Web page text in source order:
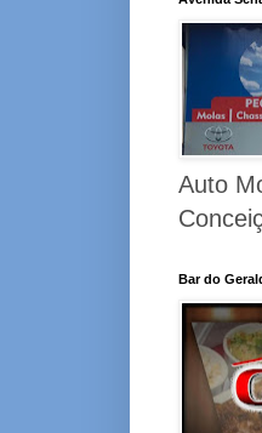
Auto
Bar do